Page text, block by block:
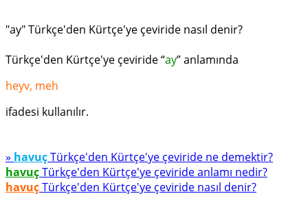
"ay" Türkçe'den Kürtçe'ye çeviride nasıl denir?
Türkçe'den Kürtçe'ye çeviride “ay” anlamında
heyv, meh
ifadesi kullanılır.
» havuçTürkçe'den Kürtçe'ye çeviride ne demektir?
havuçTürkçe'den Kürtçe'ye çeviride anlamı nedir?
havuçTürkçe'den Kürtçe'ye çeviride nasıl denir?